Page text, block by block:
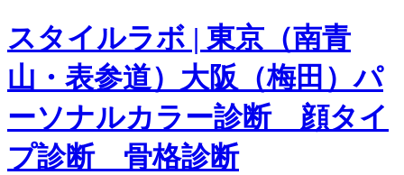
スタイルラボ | 東京（南青
山・表参道）大阪（梅田）パ
ーソナルカラー診断 顔タイ
プ診断 骨格診断